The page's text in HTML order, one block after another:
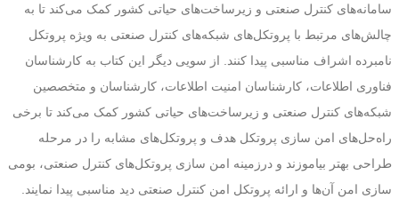
سامانه‌های کنترل صنعتی و زیرساخت‌های حیاتی کشور کمک می‌کند تا به
چالش‌های مرتبط با پروتکل‌های شبکه‌های کنترل صنعتی به ویژه پروتکل
نامبرده اشراف مناسبی پیدا کنند. از سویی دیگر این کتاب به کارشناسان
فناوری اطلاعات، کارشناسان امنیت اطلاعات، کارشناسان و متخصصین
شبکه‌های کنترل صنعتی و زیرساخت‌های حیاتی کشور کمک می‌کند تا برخی
راه‌حل‌های امن سازی پروتکل‌ هدف و پروتکل‌های مشابه را در مرحله
طراحی بهتر بیاموزند و درزمینه امن سازی پروتکل‌های کنترل صنعتی، بومی
سازی امن آن‌ها و ارائه پروتکل امن کنترل صنعتی دید مناسبی پیدا نمایند.